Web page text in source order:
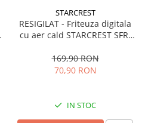
STARCREST
RESIGILAT - Friteuza digitala
cu aer cald STARCREST SFR-
Termostat 80 - 200 °C, 6
programe predefinite, Negru
169,90 RON
70,90 RON
IN STOC